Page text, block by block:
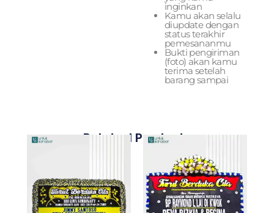
inginkan
Kamu akan selalu
diupdate dengan
status terakhir
pemesananmu
Bukti pengiriman
(foto) akan kamu
terima setelah
barang sampai
Related Products